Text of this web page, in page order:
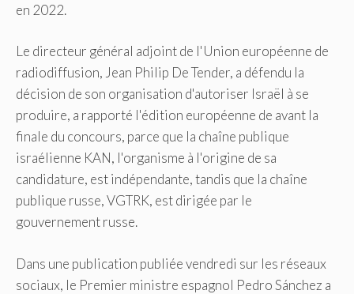
en 2022.
Le directeur général adjoint de l'Union européenne de
radiodiffusion, Jean Philip De Tender, a défendu la
décision de son organisation d'autoriser Israël à se
produire, a rapporté l'édition européenne de avant la
finale du concours, parce que la chaîne publique
israélienne KAN, l'organisme à l'origine de sa
candidature, est indépendante, tandis que la chaîne
publique russe, VGTRK, est dirigée par le
gouvernement russe.
Dans une publication publiée vendredi sur les réseaux
sociaux, le Premier ministre espagnol Pedro Sánchez a